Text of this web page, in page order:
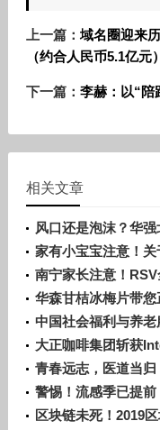
上一篇： 域名圈迎来
（约合人民币5.1亿
下一篇： 李赫：以“陪
相关文章
风口还是泡沫？华
家有小宝宝注意！
吗？
南宁家长注意！
趁早
华森甘桔冰梅片带
中国社会福利与养
科技分会正式成立！
大正咖啡集团斩获
严苛品控赋能全球化
青春远志，医道当
暨答谢晚宴圆满落幕
警惕！流感季已提
区块链未死！2019